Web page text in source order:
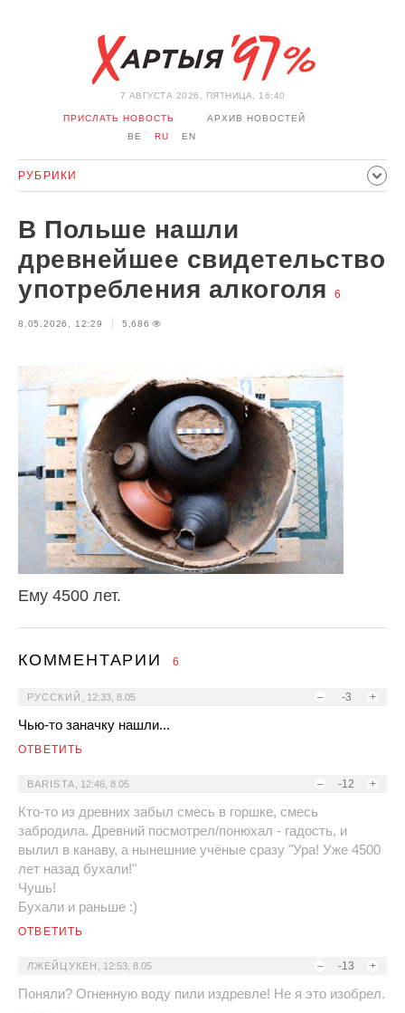
7 АВГУСТА 2026, ПЯТНИЦА, 16:40
ПРИСЛАТЬ НОВОСТЬ
АРХИВ НОВОСТЕЙ
BE
RU EN
РУБРИКИ
ПРОИСШЕСТВИЯ СПОРТ КУЛЬТУРА
МНЕНИЕ ИНТЕРВЬЮ ТЕХНОЛОГИИ ЗДОРОВЬЕ
АВТО ОТДЫХ ОБХОД БЛОКИРОВКИ И СОЛИДАРНОСТЬ
КОРОНАВИРУС БЕЛАРУСЬ В НАТО
В Польше нашли
древнейшее свидетельство
употребления алкоголя
6
8.05.2026, 12:29 5,686
Ему 4500 лет.
КОММЕНТАРИИ 6
– -3 +
РУССКИЙ 12:33, 8.05
Чью-то заначку нашли...
ОТВЕТИТЬ
– -12 +
BARISTA 12:46, 8.05
Кто-то из древних забыл смесь в горшке, смесь
забродила. Древний посмотрел/понюхал - гадость, и
вылил в канаву, а нынешние учёные сразу "Ура! Уже 4500
лет назад бухали!"
Чушь!
Бухали и раньше :)
ОТВЕТИТЬ
– -13 +
ЛЖЕЙЦУКЕН 12:53, 8.05
Поняли? Огненную воду пили издревле! Не я это изобрел.